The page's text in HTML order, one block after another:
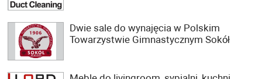
Dwie sale do wynajęcia w Polskim
Towarzystwie Gimnastycznym Sokół